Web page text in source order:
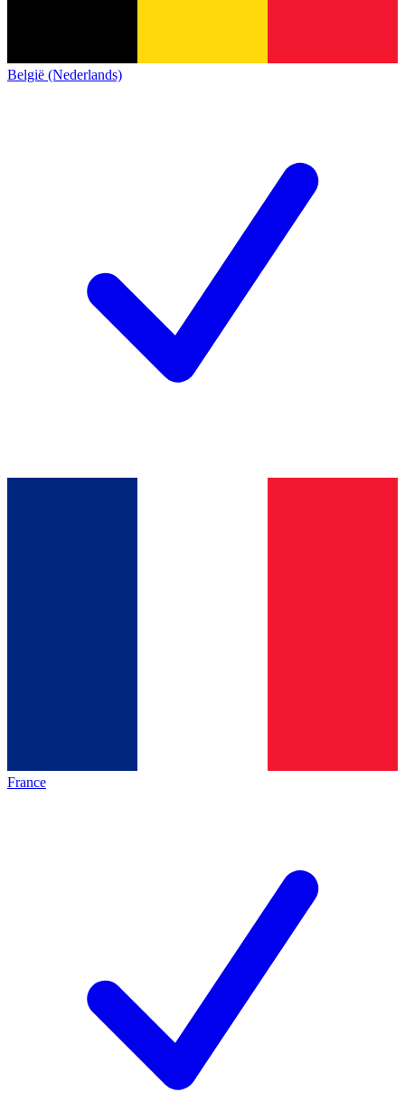
België (Nederlands)
France